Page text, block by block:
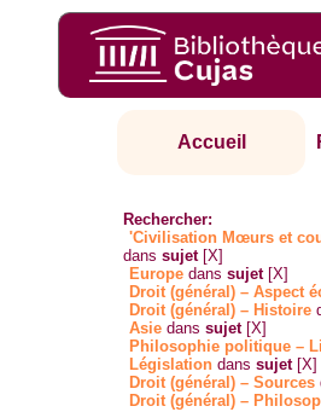
Accueil
Rechercher:
'Civilisation Mœurs et
danssujet [X]
Europe danssujet [X]
Droit (général) – Aspect
Droit (général) – Histoire
Asie danssujet [X]
Philosophie politique –
Législation danssujet [X]
Droit (général) – Sources
Droit (général) –